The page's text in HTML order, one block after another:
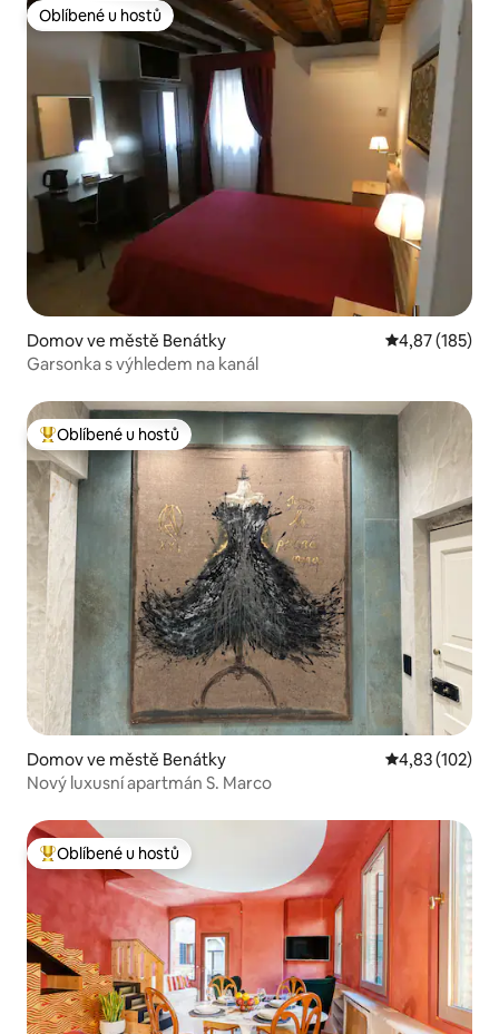
Oblíbené u hostů
Oblíbené u hostů
Domov ve městě Benátky Průměrné
4,87 (185)
Garsonka s výhledem na kanál
Nejlepší v kategorii Oblíbené u hostů
Oblíbené u hostů
Domov ve městě Benátky Průměrné
4,83 (102)
Nový luxusní apartmán S. Marco
Nejlepší v kategorii Oblíbené u hostů
Oblíbené u hostů